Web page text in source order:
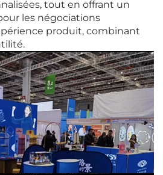
tout en offrant un
les négociations
produit, combinant